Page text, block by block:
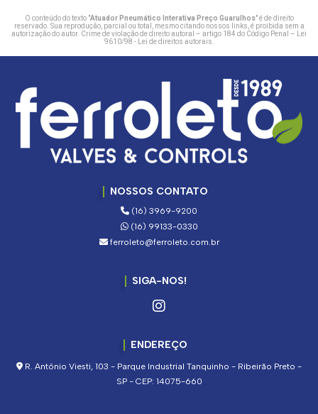
O conteúdo do texto "Atuador Pneumático Interativa Preço Guarulhos" é de direito
reservado. Sua reprodução, parcial ou total, mesmo citando nossos links, é proibida sem a
autorização do autor. Crime de violação de direito autoral – artigo 184 do Código Penal – Lei
9610/98 - Lei de direitos autorais.
NOSSOS CONTATO
(16) 3969-9200
(16) 99133-0330
ferroleto@ferroleto.com.br
SIGA-NOS!
ENDEREÇO
R. Antônio Viesti, 103 - Parque Industrial Tanquinho - Ribeirão Preto -
SP - CEP: 14075-660